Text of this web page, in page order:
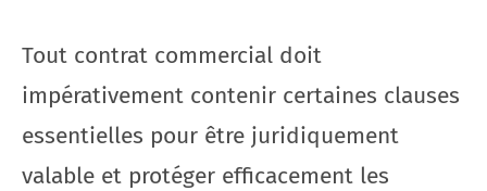
Tout contrat commercial doit
impérativement contenir certaines clauses
essentielles pour être juridiquement
valable et protéger efficacement les